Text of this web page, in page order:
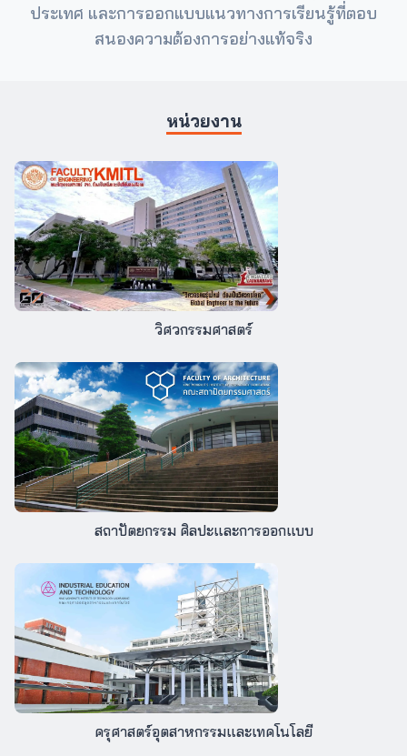
ประเทศ และการออกแบบแนวทางการเรียนรู้ที่ตอบ
สนองความต้องการอย่างแท้จริง
หน่วยงาน
วิศวกรรมศาสตร์
สถาปัตยกรรม ศิลปะและการออกแบบ
ครุศาสตร์อุตสาหกรรมและเทคโนโลยี